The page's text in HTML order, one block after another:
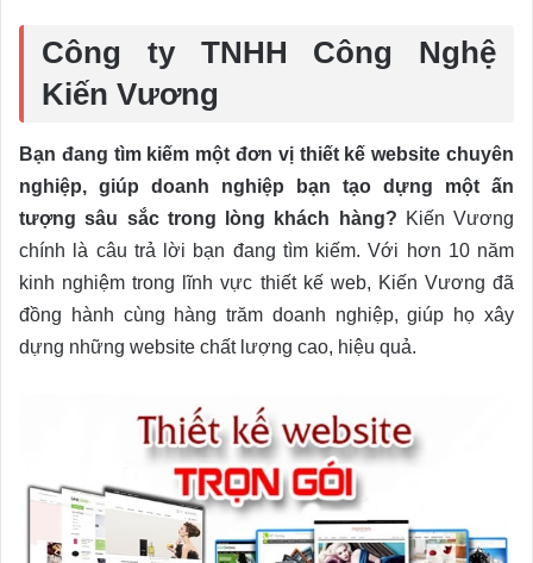
Công ty TNHH Công Nghệ
Kiến Vương
Bạn đang tìm kiếm một đơn vị thiết kế website chuyên
nghiệp, giúp doanh nghiệp bạn tạo dựng một ấn
tượng sâu sắc trong lòng khách hàng? Kiến Vương
chính là câu trả lời bạn đang tìm kiếm. Với hơn 10 năm
kinh nghiệm trong lĩnh vực thiết kế web, Kiến Vương đã
đồng hành cùng hàng trăm doanh nghiệp, giúp họ xây
dựng những website chất lượng cao, hiệu quả.